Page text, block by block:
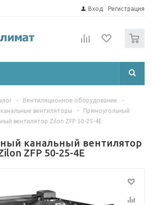
Вход Регистрация
- Вентиляционное оборудование
-
вентиляторы
-
Прямоугольный
вентилятор Zilon ZFP 50-25-4E
канальный вентилятор
ZFP 50-25-4E